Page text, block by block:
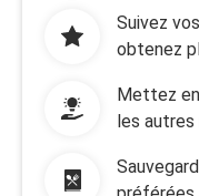
Suivez
obtenez
Mettez
les autres